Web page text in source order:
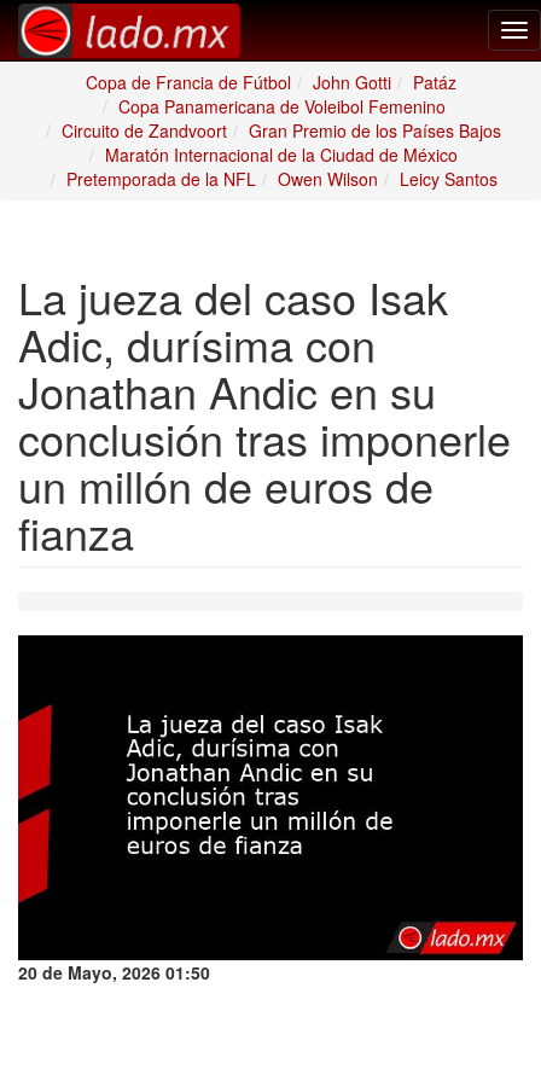
Copa de Francia de Fútbol
John Gotti
Patáz
Copa Panamericana de Voleibol Femenino
Circuito de Zandvoort
Gran Premio de los Países Bajos
Maratón Internacional de la Ciudad de México
Pretemporada de la NFL
Owen Wilson Leicy Santos
La jueza del caso Isak
Adic, durísima con
Jonathan Andic en su
conclusión tras imponerle
un millón de euros de
fianza
20 de Mayo, 2026 01:50